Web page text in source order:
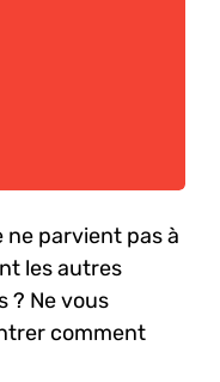
ne parvient pas à
les‍ autres
? Ne vous
comment